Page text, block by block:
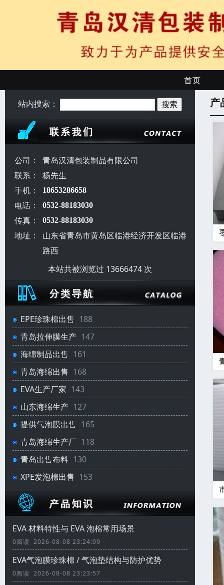
首页
站内搜索：
公司：
青岛汉清包装制品有限公司
联系：
杨先生
手机：
18653286658
电话： 0532-88183030
传真： 0532-88183030
地址：
山东省青岛市黄岛区临港经济开发区临港
路西
本站共被浏览过 13666474 次
EPE珍珠棉出售 188
青岛拉伸膜生产 147
海绵制品出售 161
青岛海绵出售 168
EVA生产厂家 143
山东海绵生产 127
提供气泡膜出售 165
青岛海绵生产厂 118
青岛出售布料 130
XPE发泡棉出售 153
EVA 材料特性与 EVA 泡棉常用场景
0阅读 2026-08-08 23:24:09
EVA气泡膜珍珠棉 / 气泡垫结构与防护优势
0阅读 2026-08-08 23:23:57
产